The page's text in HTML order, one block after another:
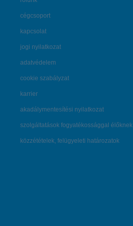
cégcsoport
kapcsolat
jogi nyilatkozat
adatvédelem
cookie szabályzat
karrier
akadálymentesítési nyilatkozat
szolgáltatások fogyatékossággal élőknek
közzétételek, felügyeleti határozatok